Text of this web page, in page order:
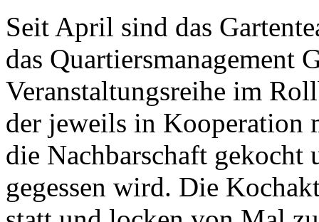
Seit April sind das
das Quartiersmanagement
Veranstaltungsreihe im
der jeweils in Kooperation
die Nachbarschaft gekocht
gegessen wird. Die